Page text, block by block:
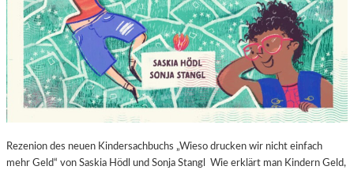
Rezenion des neuen Kindersachbuchs „Wieso drucken wir nicht einfach
mehr Geld“ von Saskia Hödl und Sonja Stangl Wie erklärt man Kindern Geld,